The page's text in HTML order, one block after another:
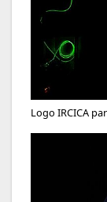
Logo IRCICA